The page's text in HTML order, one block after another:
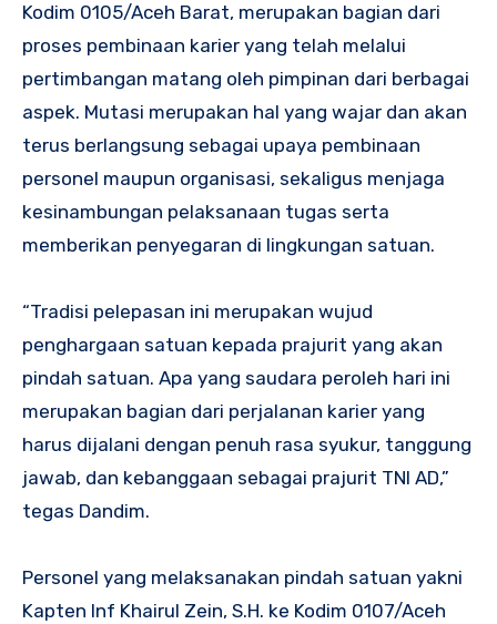
Kodim 0105/Aceh Barat, merupakan bagian dari
proses pembinaan karier yang telah melalui
pertimbangan matang oleh pimpinan dari berbagai
aspek. Mutasi merupakan hal yang wajar dan akan
terus berlangsung sebagai upaya pembinaan
personel maupun organisasi, sekaligus menjaga
kesinambungan pelaksanaan tugas serta
memberikan penyegaran di lingkungan satuan.
“Tradisi pelepasan ini merupakan wujud
penghargaan satuan kepada prajurit yang akan
pindah satuan. Apa yang saudara peroleh hari ini
merupakan bagian dari perjalanan karier yang
harus dijalani dengan penuh rasa syukur, tanggung
jawab, dan kebanggaan sebagai prajurit TNI AD,”
tegas Dandim.
Personel yang melaksanakan pindah satuan yakni
Kapten Inf Khairul Zein, S.H. ke Kodim 0107/Aceh